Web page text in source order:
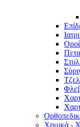
Χημικά -